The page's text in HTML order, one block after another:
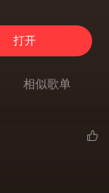
打开
相似歌单